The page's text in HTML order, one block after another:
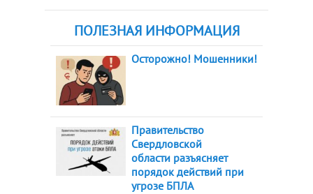
ПОЛЕЗНАЯ ИНФОРМАЦИЯ
Осторожно! Мошенники!
Правительство
Свердловской
области разъясняет
порядок действий при
угрозе БПЛА